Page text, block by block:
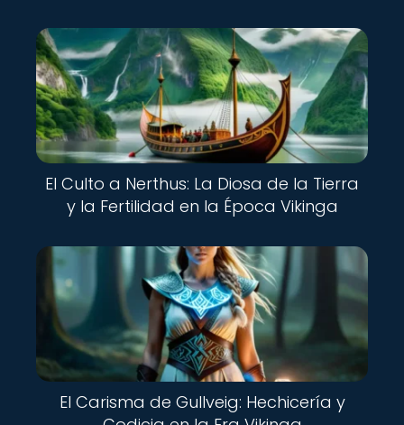
El Culto a Nerthus: La Diosa de la Tierra
y la Fertilidad en la Época Vikinga
El Carisma de Gullveig: Hechicería y